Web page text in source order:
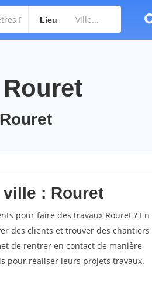
Lieu
: Rouret
pour faire des travaux Rouret ? En
des clients et trouver des chantiers
de rentrer en contact de manière
pour réaliser leurs projets travaux.